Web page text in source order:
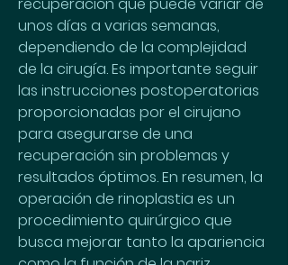
unos días a varias semanas,
dependiendo de la complejidad
de la cirugía. Es importante seguir
las instrucciones postoperatorias
proporcionadas por el cirujano
para asegurarse de una
recuperación sin problemas y
resultados óptimos. En resumen, la
operación de rinoplastia es un
procedimiento quirúrgico que
busca mejorar tanto la apariencia